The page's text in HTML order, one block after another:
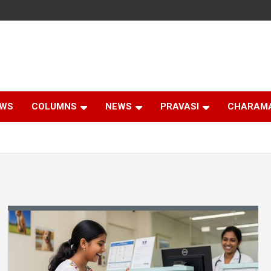
COLUMNS NEWS PRAVASI